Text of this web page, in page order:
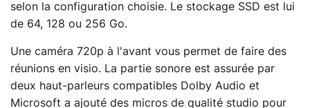
selon la configuration choisie. Le stockage SSD est lui
de 64, 128 ou 256 Go.
Une caméra 720p à l'avant vous permet de faire des
réunions en visio. La partie sonore est assurée par
deux haut-parleurs compatibles Dolby Audio et
Microsoft a ajouté des micros de qualité studio pour